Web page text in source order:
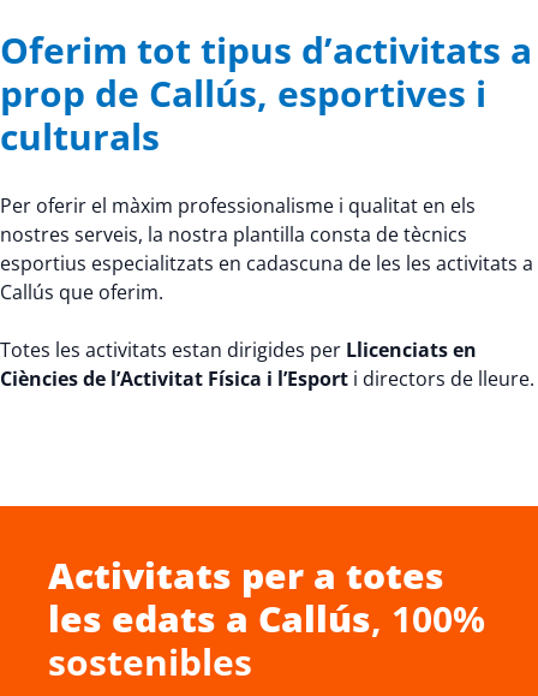
Oferim tot tipus d’activitats a
prop de Callús, esportives i
culturals
Per oferir el màxim professionalisme i qualitat en els
nostres serveis, la nostra plantilla consta de tècnics
esportius especialitzats en cadascuna de les les activitats a
Callús que oferim.
Totes les activitats estan dirigides per Llicenciats en
Ciències de l’Activitat Física i l’Esport i directors de lleure.
Activitats per a totes
les edats a Callús, 100%
sostenibles